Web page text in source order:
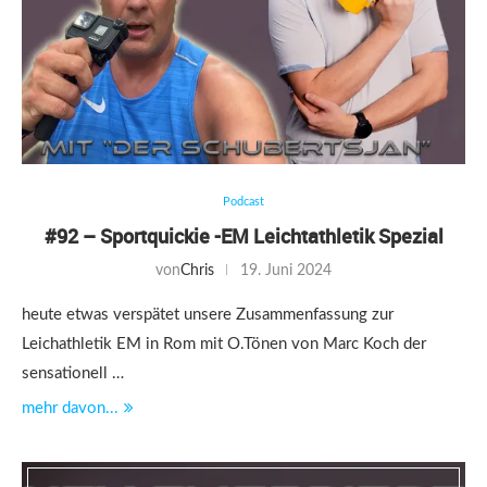
Podcast
#92 – Sportquickie -EM Leichtathletik Spezial
vonChris 19. Juni 2024
heute etwas verspätet unsere Zusammenfassung zur
Leichathletik EM in Rom mit O.Tönen von Marc Koch der
sensationell …
mehr davon...